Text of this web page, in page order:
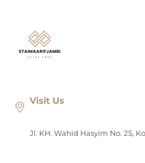
Visit Us
Jl. KH. Wahid Hasyim No. 25,